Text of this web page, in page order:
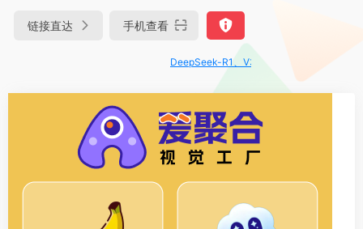
链接直达 手机查看
DeepSeek-R1、V3满血版免费用！- 字节Trae即